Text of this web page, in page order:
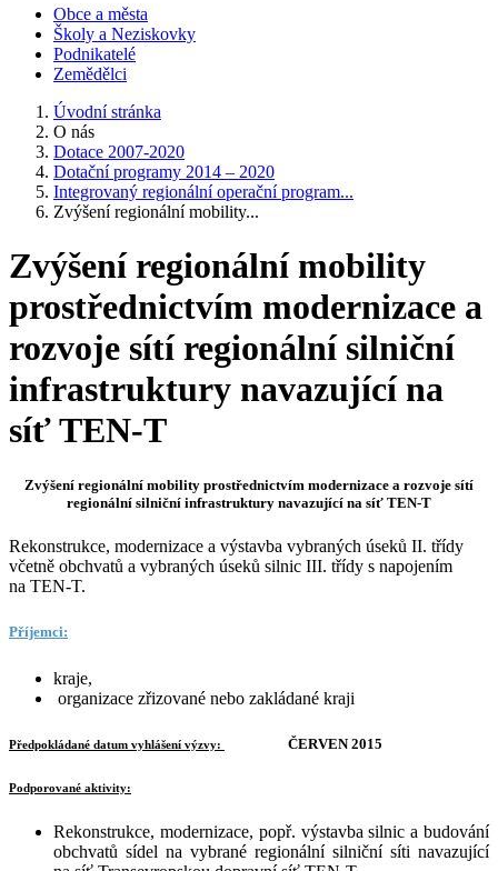
Obce a města
Školy a Neziskovky
Podnikatelé
Zemědělci
Úvodní stránka
O nás
Dotace 2007-2020
Dotační programy 2014 – 2020
Integrovaný regionální operační program...
Zvýšení regionální mobility...
Zvýšení regionální mobility
prostřednictvím modernizace a
rozvoje sítí regionální silniční
infrastruktury navazující na
síť TEN-T
Zvýšení regionální mobility prostřednictvím modernizace a rozvoje sítí
regionální silniční infrastruktury navazující na síť TEN-T
Rekonstrukce, modernizace a výstavba vybraných úseků II. třídy
včetně obchvatů a vybraných úseků silnic III. třídy s napojením
na TEN-T.
Příjemci:
kraje,
organizace zřizované nebo zakládané kraji
Předpokládané datum vyhlášení výzvy: ČERVEN 2015
Podporované aktivity:
Rekonstrukce, modernizace, popř. výstavba silnic a budování
obchvatů sídel na vybrané regionální silniční síti navazující